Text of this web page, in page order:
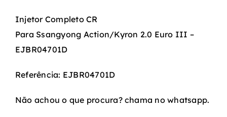
Injetor Completo CR
Para Ssangyong Action/Kyron 2.0 Euro III –
EJBR04701D
Referência: EJBR04701D
Não achou o que procura? chama no whatsapp.